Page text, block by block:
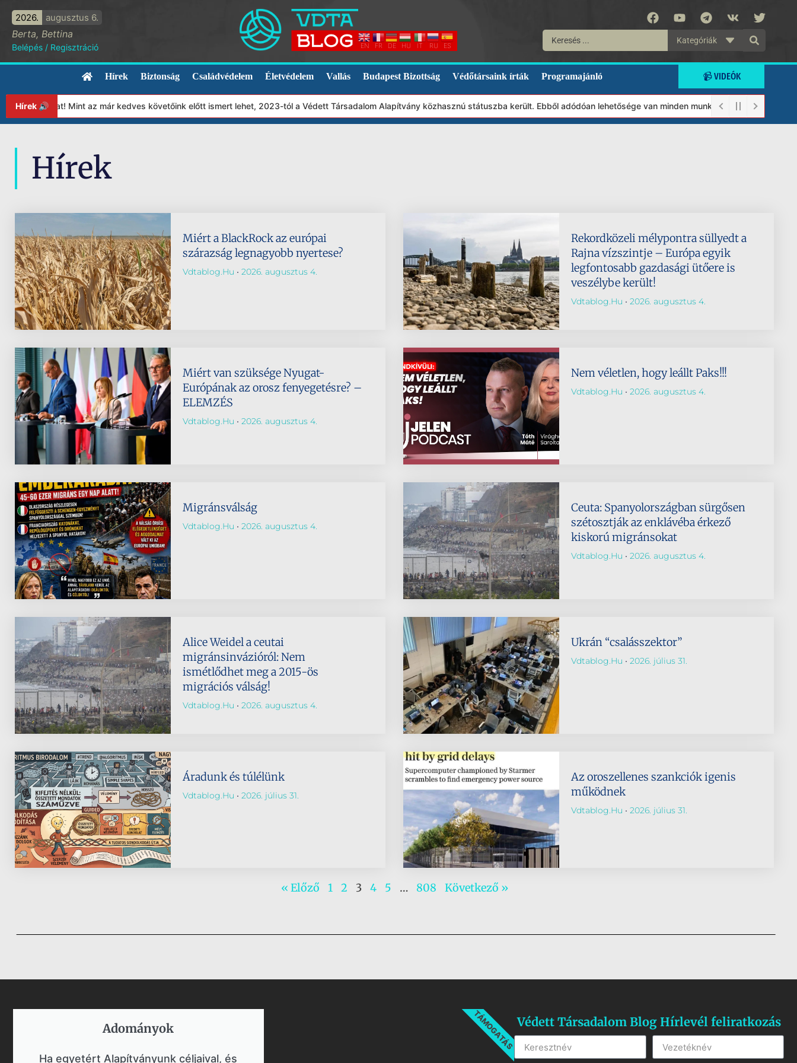
2026. augusztus 6.
Berta, Bettina
Belépés / Regisztráció EN FR DE HU IT RU ES
Kategóriák
Hírek Biztonság Családvédelem Életvédelem Vallás Budapest Bizottság Védőtársaink írták Programajánló 📹 VIDEÓK
Hírek 🔊Mint az már kedves követőink előtt ismert lehet, 2023-tól a Védett Társadalom Alapítvány közhasznú státuszba került. Ebből adódóan lehetősége van minden munkánkat segíteni
Hírek
Miért a BlackRock az európai
szárazság legnagyobb nyertese?
Vdtablog.hu 2026. augusztus 4.
Rekordközeli mélypontra süllyedt a
Rajna vízszintje – Európa egyik
legfontosabb gazdasági ütőere is
veszélybe került!
Vdtablog.hu 2026. augusztus 4.
Miért van szüksége Nyugat-
Európának az orosz fenyegetésre? –
ELEMZÉS
Vdtablog.hu 2026. augusztus 4.
Nem véletlen, hogy leállt Paks!!!
Vdtablog.hu 2026. augusztus 4.
Migránsválság
Vdtablog.hu 2026. augusztus 4.
Ceuta: Spanyolországban sürgősen
szétosztják az enklávéba érkező
kiskorú migránsokat
Vdtablog.hu 2026. augusztus 4.
Alice Weidel a ceutai
migránsinvázióról: Nem
ismétlődhet meg a 2015-ös
migrációs válság!
Vdtablog.hu 2026. augusztus 4.
Ukrán “csalásszektor”
Vdtablog.hu 2026. július 31.
Áradunk és túlélünk
Vdtablog.hu 2026. július 31.
Az oroszellenes szankciók igenis
működnek
Vdtablog.hu 2026. július 31.
« Előző 1 2 3 4 5 … 808 Következő »
Adományok​
Ha egyetért Alapítványunk céljaival, és
TÁMOGATÁSVédett Társadalom Blog Hírlevél feliratkozás